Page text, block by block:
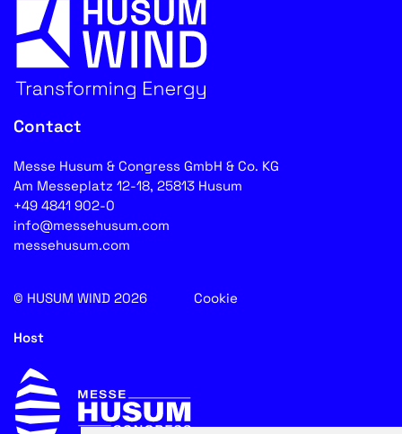
Contact
Messe Husum & Congress GmbH & Co. KG
Am Messeplatz 12-18, 25813 Husum
+49 4841 902-0
info@messehusum.com
messehusum.com
© HUSUM WIND 2026 Cookie
Host